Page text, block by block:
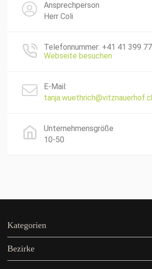
Ansprechperson
Herr Coli
Telefonnummer: +41 41 399
Webseite besuchen
E-Mail:
Unternehmensgröße
10-50
Kategorien
Bezirke